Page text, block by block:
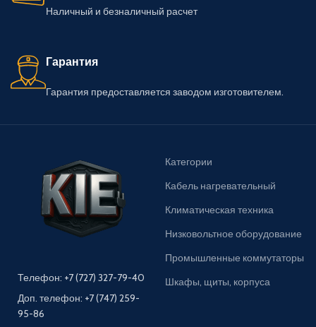
Наличный и безналичный расчет
Гарантия
Гарантия предоставляется заводом изготовителем.
Телефон: +7 (727) 327-79-40
Доп. телефон: +7 (747) 259-
95-86
Категории
Кабель нагревательный
Климатическая техника
Низковольтное оборудование
Промышленные коммутаторы
Шкафы, щиты, корпуса